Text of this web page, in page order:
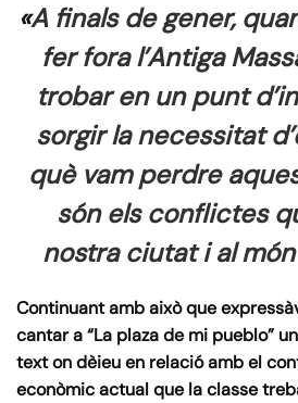
«A finals de gener,
fer fora l’Antiga
trobar en un punt
sorgir la necessitat
què vam perdre
són els conflictes
nostra ciutat i al
Continuant amb això que
cantar a “La plaza de mi pueblo”
text on dèieu en relació amb el
econòmic actual que la classe